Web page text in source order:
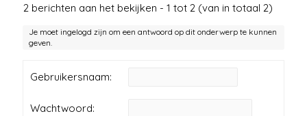
2 berichten aan het bekijken - 1 tot 2 (van in totaal 2)
Je moet ingelogd zijn om een antwoord op dit onderwerp te kunnen
geven.
Gebruikersnaam:
Wachtwoord: